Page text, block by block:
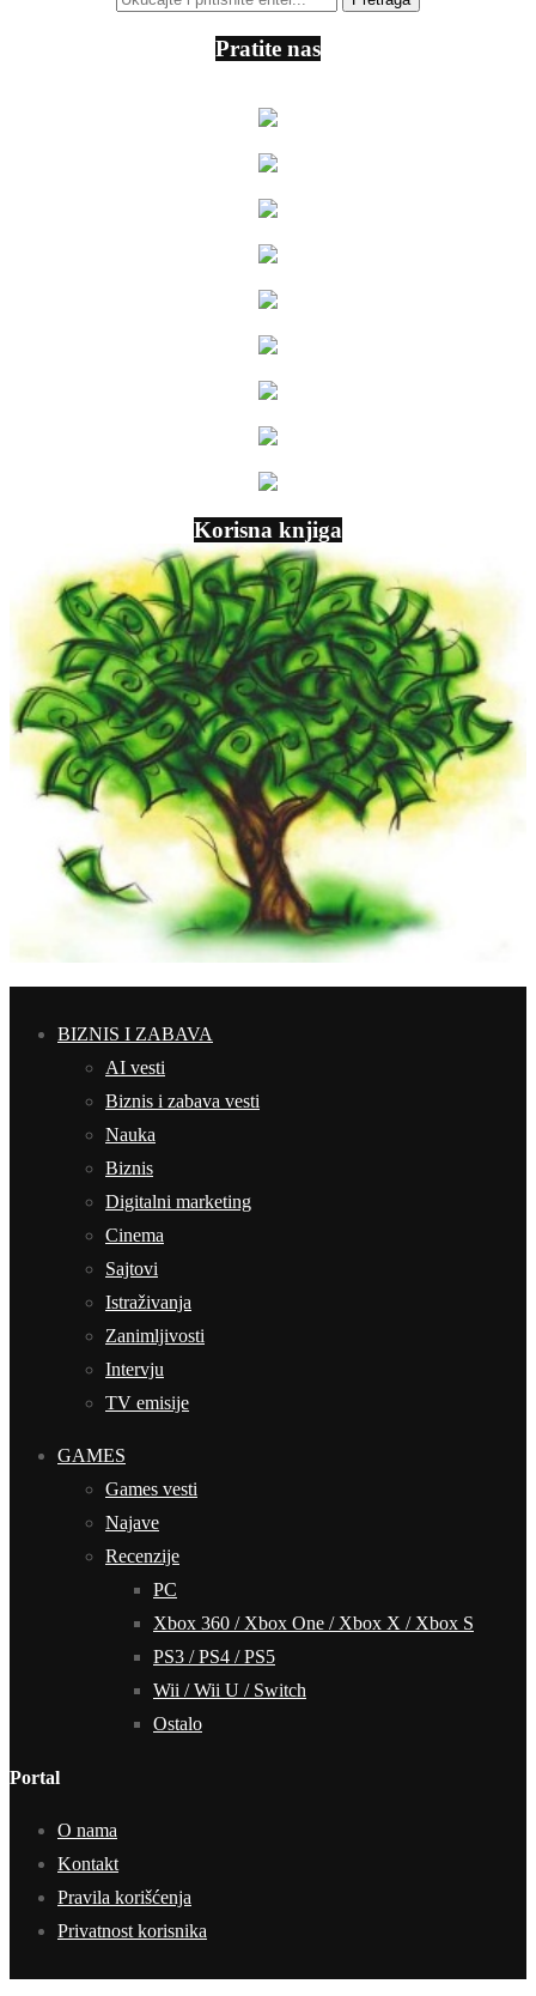
Pratite nas
Korisna knjiga
BIZNIS I ZABAVA
AI vesti
Biznis i zabava vesti
Nauka
Biznis
Digitalni marketing
Cinema
Sajtovi
Istraživanja
Zanimljivosti
Intervju
TV emisije
GAMES
Games vesti
Najave
Recenzije
PC
Xbox 360 / Xbox One / Xbox X / Xbox S
PS3 / PS4 / PS5
Wii / Wii U / Switch
Ostalo
Portal
O nama
Kontakt
Pravila korišćenja
Privatnost korisnika